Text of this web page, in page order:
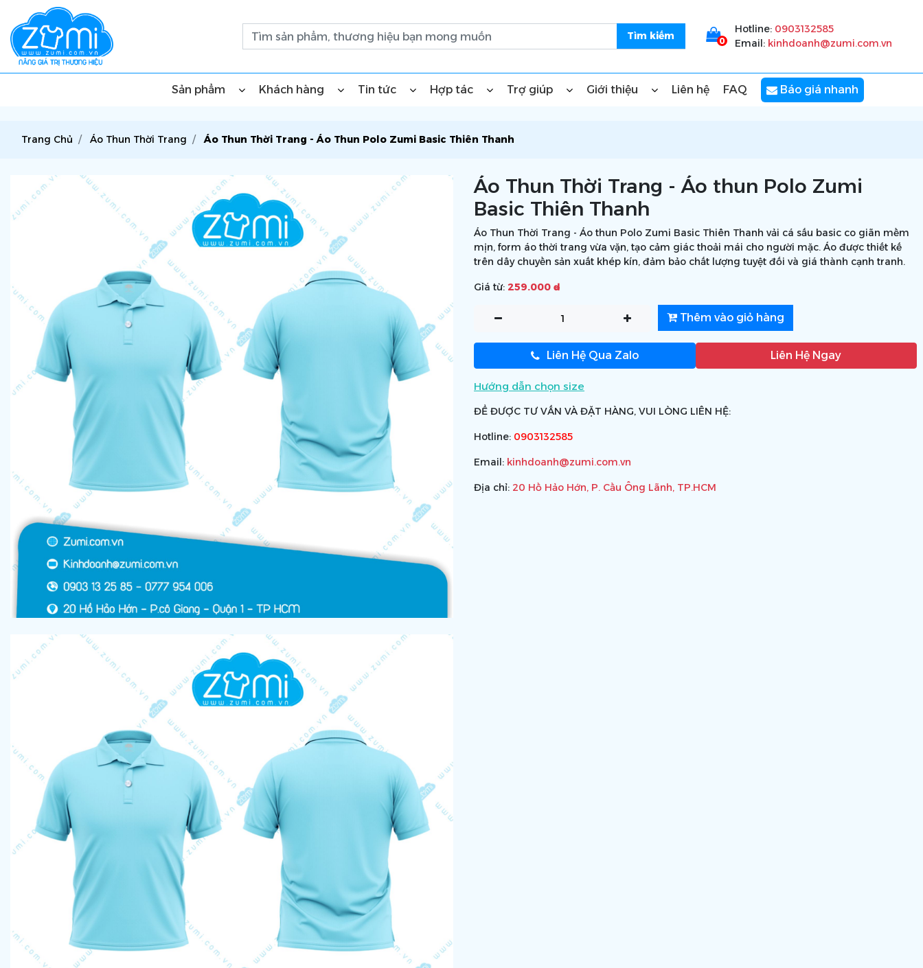
0
Hotline: 0903132585
Email: kinhdoanh@zumi.com.vn
Sản phẩm Khách hàng Tin tức Hợp tác Trợ giúp Giới thiệu Liên hệ FAQ Báo giá nhanh
Trang Chủ Áo Thun Thời Trang Áo Thun Thời Trang - Áo Thun Polo Zumi Basic Thiên Thanh
Áo Thun Thời Trang - Áo thun Polo Zumi
Basic Thiên Thanh
Áo Thun Thời Trang - Áo thun Polo Zumi Basic Thiên Thanh vải cá sấu basic co giãn mềm
mịn, form áo thời trang vừa vặn, tạo cảm giác thoải mái cho người mặc. Áo được thiết kế
trên dây chuyền sản xuất khép kín, đảm bảo chất lượng tuyệt đối và giá thành cạnh tranh.
Giá từ: 259.000 ₫
Thêm vào giỏ hàng
Liên Hệ Qua Zalo Liên Hệ Ngay
Hướng dẫn chọn size
ĐỂ ĐƯỢC TƯ VẤN VÀ ĐẶT HÀNG, VUI LÒNG LIÊN HỆ:
Hotline: 0903132585
Email: kinhdoanh@zumi.com.vn
Địa chỉ: 20 Hồ Hảo Hớn, P. Cầu Ông Lãnh, TP.HCM